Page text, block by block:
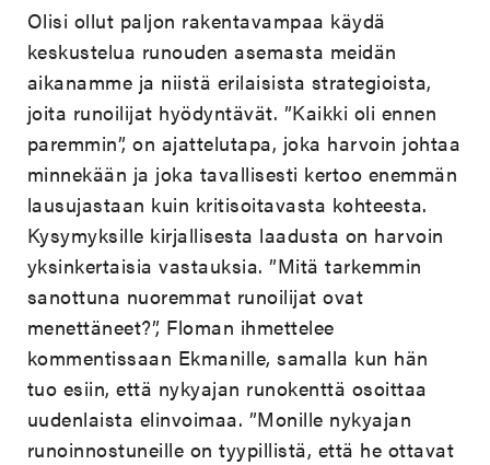
Olisi ollut paljon rakentavampaa käydä
keskustelua runouden asemasta meidän
aikanamme ja niistä erilaisista strategioista,
joita runoilijat hyödyntävät. ”Kaikki oli ennen
paremmin”, on ajattelutapa, joka harvoin johtaa
minnekään ja joka tavallisesti kertoo enemmän
lausujastaan kuin kritisoitavasta kohteesta.
Kysymyksille kirjallisesta laadusta on harvoin
yksinkertaisia vastauksia. ”Mitä tarkemmin
sanottuna nuoremmat runoilijat ovat
menettäneet?”, Floman ihmettelee
kommentissaan Ekmanille, samalla kun hän
tuo esiin, että nykyajan runokenttä osoittaa
uudenlaista elinvoimaa. ”Monille nykyajan
runoinnostuneille on tyypillistä, että he ottavat